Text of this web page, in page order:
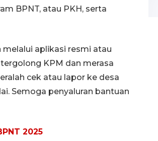
BPNT, atau PKH, serta
aplikasi resmi atau
KPM dan merasa
cek atau lapor ke desa
Semoga penyaluran bantuan
2025